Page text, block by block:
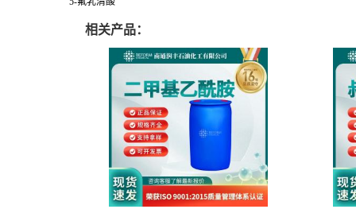
相关产品：